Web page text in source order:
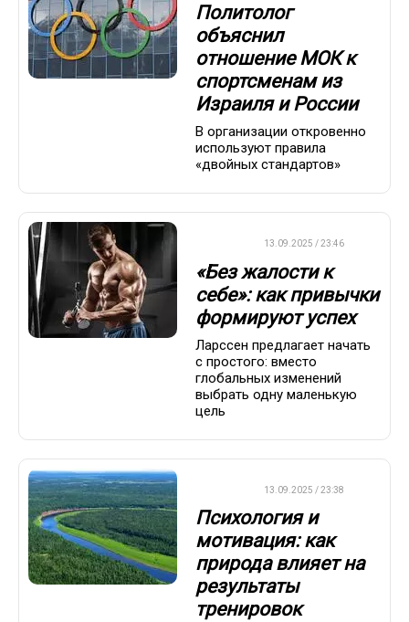
Политолог
объяснил
отношение МОК к
спортсменам из
Израиля и России
В организации откровенно
используют правила
«двойных стандартов»
13.09.2025 / 23:46
«Без жалости к
себе»: как привычки
формируют успех
Ларссен предлагает начать
с простого: вместо
глобальных изменений
выбрать одну маленькую
цель
13.09.2025 / 23:38
Психология и
мотивация: как
природа влияет на
результаты
тренировок